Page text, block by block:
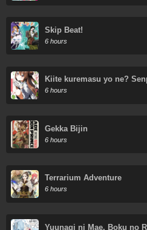
Skip Beat!
6 hours
Kiite kuremasu yo ne?
6 hours
Gekka Bijin
6 hours
Terrarium Adventure
6 hours
Yuunagi ni Mae, Boku no